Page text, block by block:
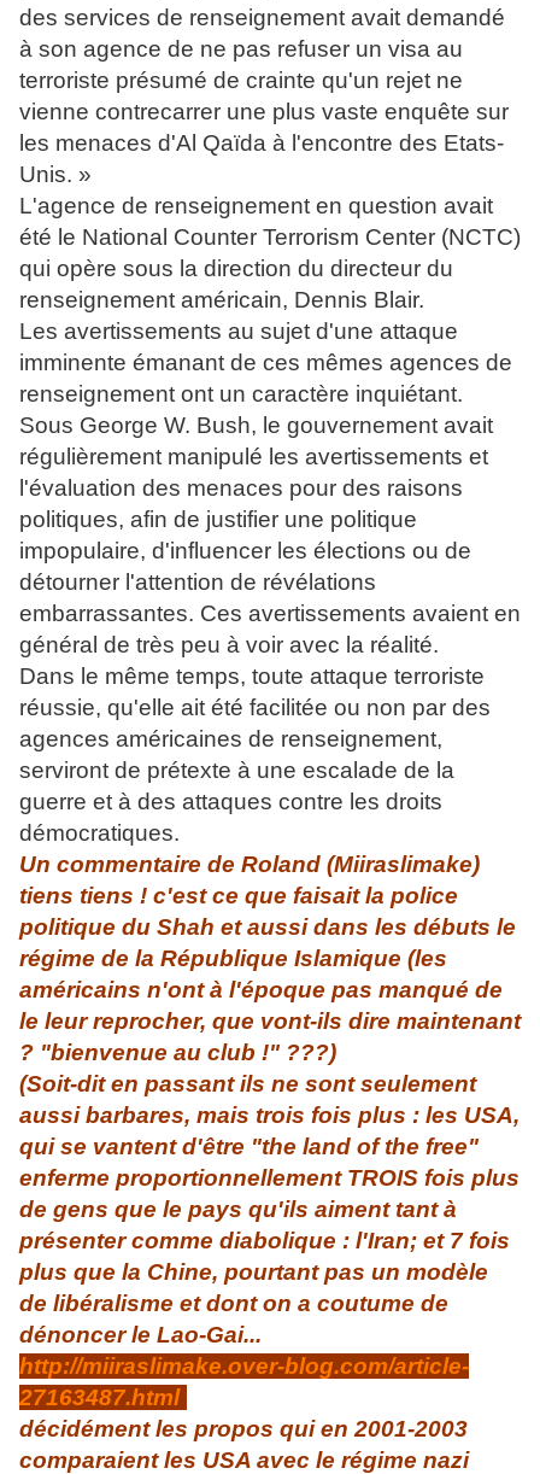
des services de renseignement avait demandé
à son agence de ne pas refuser un visa au
terroriste présumé de crainte qu'un rejet ne
vienne contrecarrer une plus vaste enquête sur
les menaces d'Al Qaïda à l'encontre des Etats-
Unis. »
L'agence de renseignement en question avait
été le National Counter Terrorism Center (NCTC)
qui opère sous la direction du directeur du
renseignement américain, Dennis Blair.
Les avertissements au sujet d'une attaque
imminente émanant de ces mêmes agences de
renseignement ont un caractère inquiétant.
Sous George W. Bush, le gouvernement avait
régulièrement manipulé les avertissements et
l'évaluation des menaces pour des raisons
politiques, afin de justifier une politique
impopulaire, d'influencer les élections ou de
détourner l'attention de révélations
embarrassantes. Ces avertissements avaient en
général de très peu à voir avec la réalité.
Dans le même temps, toute attaque terroriste
réussie, qu'elle ait été facilitée ou non par des
agences américaines de renseignement,
serviront de prétexte à une escalade de la
guerre et à des attaques contre les droits
démocratiques.
Un commentaire de Roland (Miiraslimake)
tiens tiens ! c'est ce que faisait la police
politique du Shah et aussi dans les débuts le
régime de la République Islamique (les
américains n'ont à l'époque pas manqué de
le leur reprocher, que vont-ils dire maintenant
? "bienvenue au club !" ???)
(Soit-dit en passant ils ne sont seulement
aussi barbares, mais trois fois plus : les USA,
qui se vantent d'être "the land of the free"
enferme proportionnellement TROIS fois plus
de gens que le pays qu'ils aiment tant à
présenter comme diabolique : l'Iran; et 7 fois
plus que la Chine, pourtant pas un modèle
de libéralisme et dont on a coutume de
dénoncer le Lao-Gai...
http://miiraslimake.over-blog.com/article-
27163487.html)
décidément les propos qui en 2001-2003
comparaient les USA avec le régime nazi